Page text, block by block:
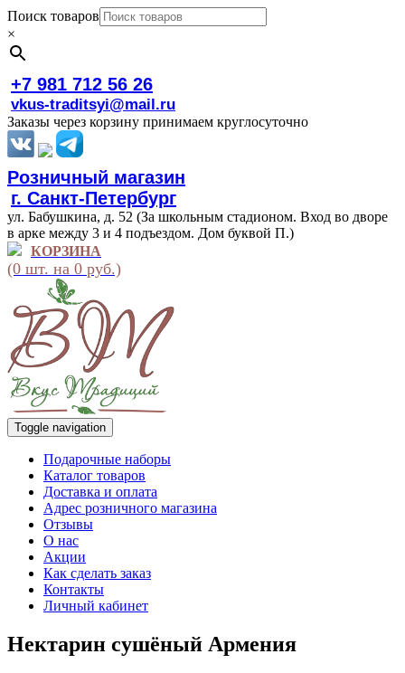
Поиск товаров
×
+7 981 712 56 26
vkus-traditsyi@mail.ru
Заказы через корзину принимаем круглосуточно
Розничный магазин
г. Санкт-Петербург
ул. Бабушкина, д. 52 (За школьным стадионом. Вход во дворе
в арке между 3 и 4 подъездом. Дом буквой П.)
КОРЗИНА
(0 шт. на 0 руб.)
Toggle navigation
Подарочные наборы
Каталог товаров
Доставка и оплата
Адрес розничного магазина
Отзывы
О нас
Акции
Как сделать заказ
Контакты
Личный кабинет
Нектарин сушёный Армения